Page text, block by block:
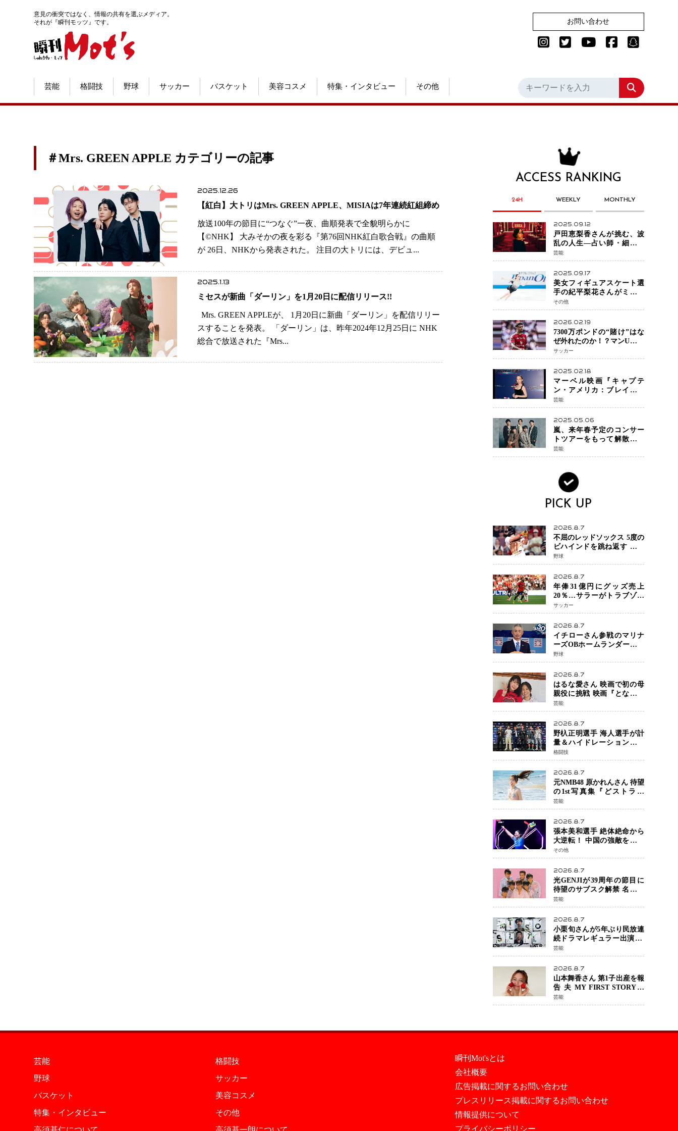
意見の衝突ではなく、情報の共有を選ぶメディア。
それが『瞬刊モッツ』です。
お問い合わせ
芸能 格闘技 野球 サッカー バスケット 美容コスメ 特集・インタビュー その他
＃Mrs. GREEN APPLE カテゴリーの記事
2025.12.26
【紅白】大トリはMrs. GREEN APPLE、MISIAは7年連続紅組締め
放送100年の節目に“つなぐ”一夜、曲順発表で全貌明らかに
【©️NHK】 大みそかの夜を彩る『第76回NHK紅白歌合戦』の曲順
が 26日、NHKから発表された。 注目の大トリには、デビュ...
2025.1.13
ミセスが新曲「ダーリン」を1月20日に配信リリース!!
Mrs. GREEN APPLEが、 1月20日に新曲「ダーリン」を配信リリー
スすることを発表。 「ダーリン」は、昨年2024年12月25日に NHK
総合で放送された『Mrs...
ACCESS RANKING
24H WEEKLY MONTHLY
2025.09.12
戸田恵梨香さんが挑む、波
乱の人生―占い師・細木数
子をNetflixで実写化
芸能
2025.09.17
美女フィギュアスケート選
手の紀平梨花さんがミラノ
五輪出場断念 中部選手権欠
場を発表「安全最優先の判
断」
その他
2026.02.19
7300万ポンドの“賭け”はな
ぜ外れたのか！？マンU、サ
ンチョをフリー放出
へ・・・補強戦略の転換点
に
サッカー
2025.02.18
マーベル映画『キャプテ
ン・アメリカ：ブレイブ・
ニュー・ワールド』 新ブラ
ック・ウィドウ役のシラ・
ハースとは！？
芸能
2025.05.06
嵐、来年春予定のコンサー
トツアーをもって解散 フ
ァンクラブも2026年5月末で
活動終了
芸能
PICK UP
2026.8.7
不屈のレッドソックス 5度の
ビハインドを跳ね返す 延長
13回サヨナラ勝ち 吉田正尚
選手も2安打1打点で貢献 4得
点以上は驚異の28連勝
野球
2026.8.7
年俸31億円にグッズ売上
20％…サラーがトラブゾン
スポル加入 世界サッカーは
「五大リーグ一強」から新
時代へ
サッカー
2026.8.7
イチローさん参戦のマリナ
ーズOBホームランダービー
が無料生配信 北米ならで
はの“魅せる興行”に世界が
注目
野球
2026.8.7
はるな愛さん 映画で初の母
親役に挑戦 映画『となりの
とらんす少女ちゃん』11月7
日公開 未来の自分との対話
を描く注目作
芸能
2026.8.7
野杁正明選手 海人選手が計
量＆ハイドレーションテス
トをクリア「ONE
SAMURAI 2」決戦へ万全の
準備整う
格闘技
2026.8.7
元NMB48 原かれんさん 待望
の1st写真集『どストライ
ク』発売決定 バリで魅せる
25歳の新境地
芸能
2026.8.7
張本美和選手 絶体絶命から
大逆転！ 中国の強敵を撃破
しWTT横浜でベスト8進出
その他
2026.8.7
光GENJIが39周年の節目に
待望のサブスク解禁 名曲の
数々がデジタル配信へ 40周
年へ向け1年間で全作品を順
次公開
芸能
2026.8.7
小栗旬さんが5年ぶり民放連
続ドラマレギュラー出演 横
浜流星さんと初共演
『LOST10』で異色バディ結
成
芸能
2026.8.7
山本舞香さん 第1子出産を報
告 夫 MY FIRST STORYの
Hiroさんとの新たな家族生
活「母子ともに健康」
芸能
芸能
格闘技
野球
サッカー
バスケット
美容コスメ
特集・インタビュー
その他
瞬刊Mot'sとは
会社概要
広告掲載に関するお問い合わせ
プレスリリース掲載に関するお問い合わせ
情報提供について
プライバシーポリシー